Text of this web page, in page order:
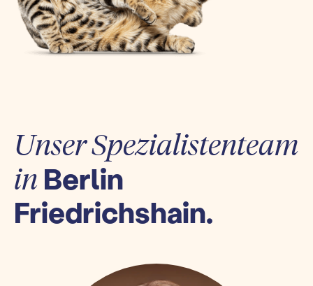
Unser Spezialistenteam
in Berlin
Friedrichshain.